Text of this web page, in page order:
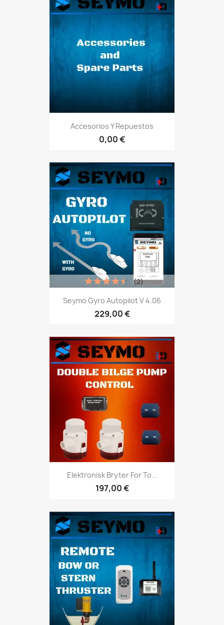
Accesorios Y Repuestos
0,00 €
Seymo Gyro Autopilot V 4.06
229,00 €
(2)
Elektronisk Bryter For To...
197,00 €